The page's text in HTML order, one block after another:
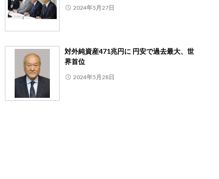
2024年5月27日
対外純資産471兆円に 円安で過去最大、世
界首位
2024年5月28日